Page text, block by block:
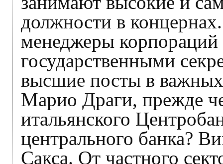
должности в
менеджеры корпораций
государственными
высшие посты в
Марио Драги, прежде
итальянского
центрального банка?
Сакса. От частного